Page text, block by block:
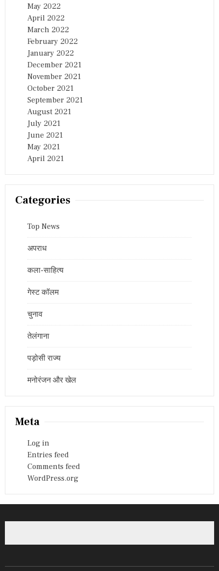
May 2022
April 2022
March 2022
February 2022
January 2022
December 2021
November 2021
October 2021
September 2021
August 2021
July 2021
June 2021
May 2021
April 2021
Categories
Top News
अपराध
कला-साहित्य
गेस्ट कॉलम
चुनाव
तेलंगाना
पड़ोसी राज्य
मनोरंजन और खेल
Meta
Log in
Entries feed
Comments feed
WordPress.org